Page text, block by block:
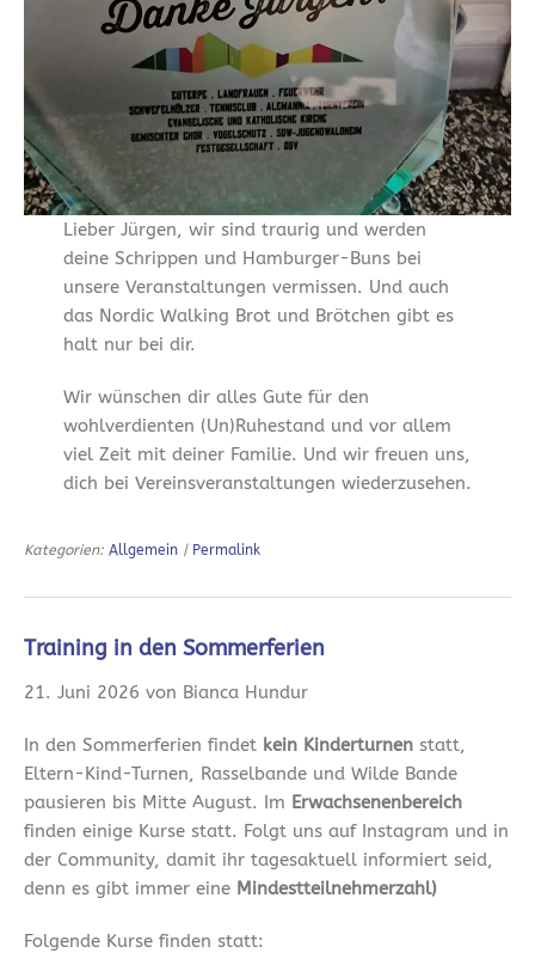
Lieber Jürgen, wir sind traurig und werden
deine Schrippen und Hamburger-Buns bei
unsere Veranstaltungen vermissen. Und auch
das Nordic Walking Brot und Brötchen gibt es
halt nur bei dir.
Wir wünschen dir alles Gute für den
wohlverdienten (Un)Ruhestand und vor allem
viel Zeit mit deiner Familie. Und wir freuen uns,
dich bei Vereinsveranstaltungen wiederzusehen.
Kategorien: Allgemein | Permalink
Training in den Sommerferien
21. Juni 2026 von Bianca Hundur
In den Sommerferien findet kein Kinderturnen statt,
Eltern-Kind-Turnen, Rasselbande und Wilde Bande
pausieren bis Mitte August. Im Erwachsenenbereich
finden einige Kurse statt. Folgt uns auf Instagram und in
der Community, damit ihr tagesaktuell informiert seid,
denn es gibt immer eine Mindestteilnehmerzahl)
Folgende Kurse finden statt: